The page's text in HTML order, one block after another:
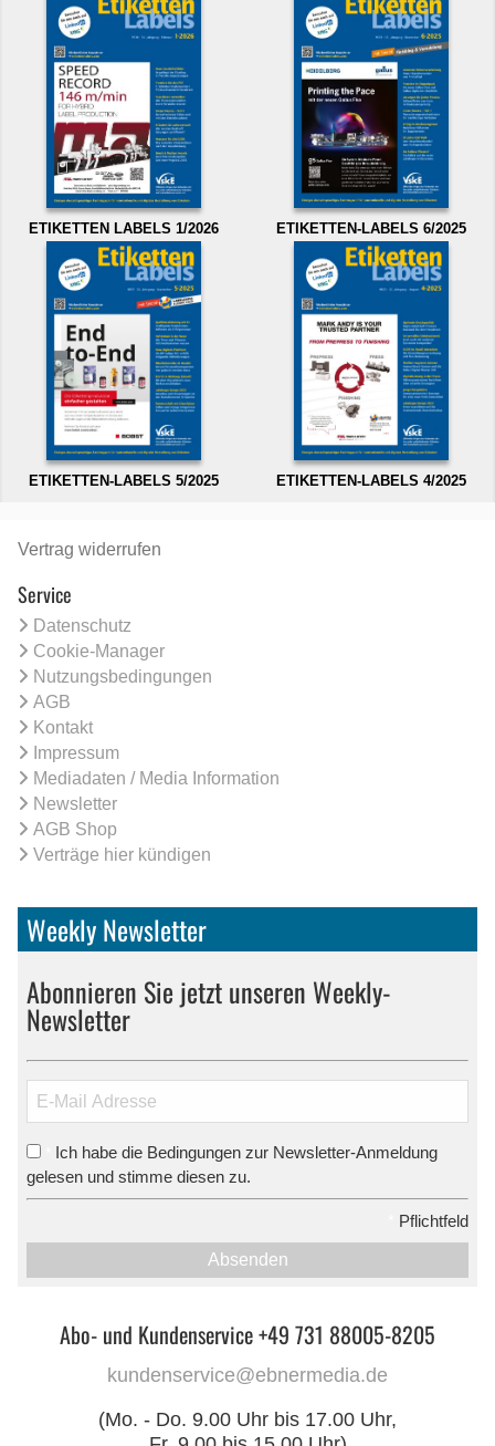
ETIKETTEN LABELS 1/2026 ETIKETTEN-LABELS 6/2025
ETIKETTEN-LABELS 5/2025 ETIKETTEN-LABELS 4/2025
Vertrag widerrufen
Service
Datenschutz
Cookie-Manager
Nutzungsbedingungen
AGB
Kontakt
Impressum
Mediadaten / Media Information
Newsletter
AGB Shop
Verträge hier kündigen
Weekly Newsletter
Abonnieren Sie jetzt unseren Weekly-
Newsletter
Ich habe die Bedingungen zur Newsletter-Anmeldung
gelesen und stimme diesen zu.
Pflichtfeld
Absenden
Abo- und Kundenservice +49 731 88005-8205
kundenservice@ebnermedia.de
(Mo. - Do. 9.00 Uhr bis 17.00 Uhr,